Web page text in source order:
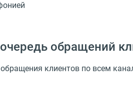
обращений
обращения клиентов по всем